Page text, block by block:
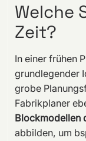
Welche
Zeit?
In einer frühen
grundlegender
grobe
Fabrikplaner
Blockmodellen
abbilden, um